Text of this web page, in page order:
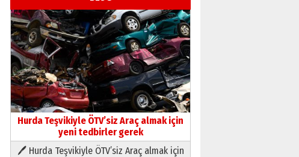
Hurda Teşvikiyle ÖTV’siz Araç almak için
yeni tedbirler gerek
🖊 Hurda Teşvikiyle ÖTV’siz Araç almak için